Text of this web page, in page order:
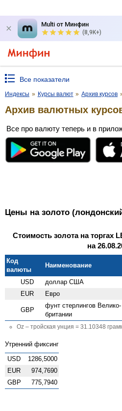
Multi от Минфин
(8,9K+)
Все показатели
Индексы » Курсы валют » Архив курсов
Архив валютных
Все про валюту теперь и в
Цены на золото
Стоимость золота на торгах
на
Код
валюты
Наименование
USD доллар США
EUR Евро
GBP
фунт стерлингов Велико­
британии
Oz – тройская унция = 31.10348
Утренний фиксинг
USD
1286,5000
EUR
974,7690
GBP
775,7940